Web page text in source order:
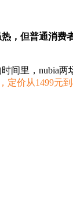
，但普通消费
里，nubia两
定价从1499元到